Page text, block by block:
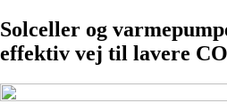
Solceller og
effektiv vej til lavere